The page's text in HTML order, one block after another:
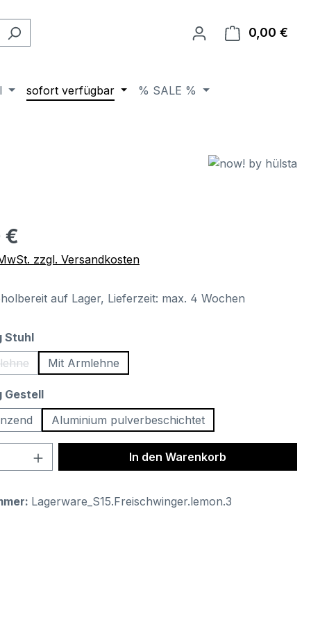
0,00 €
sofort verfügbar % SALE %
€
zzgl. Versandkosten
auf Lager, Lieferzeit: max. 4 Wochen
Stuhlauswählen
Option ist zurzeit nicht verfügbar.)
Mit Armlehne
Gestellauswählen
Aluminium pulverbeschichtet
Gib den gewünschten Wert
In den Warenkorb
Lagerware_S15.Freischwinger.lemon.3